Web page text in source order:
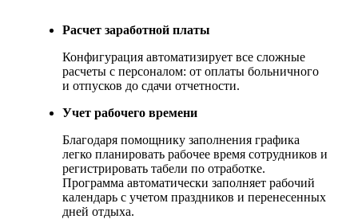
Расчет заработной платы
Конфигурация автоматизирует все сложные
расчеты с персоналом: от оплаты больничного
и отпусков до сдачи отчетности.
Учет рабочего времени
Благодаря помощнику заполнения графика
легко планировать рабочее время сотрудников и
регистрировать табели по отработке.
Программа автоматически заполняет рабочий
календарь с учетом праздников и перенесенных
дней отдыха.